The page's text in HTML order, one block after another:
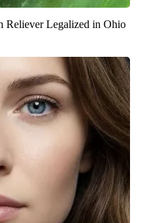
Reliever Legalized in Ohio